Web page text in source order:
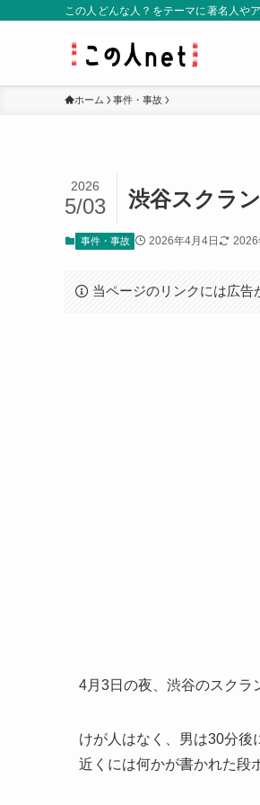
この人どんな人？をテーマに著名人や
ホーム 事件・事故
渋谷スクラ
2026
5/03
事件・事故 2026年4月4日 2026
当ページのリンクには広告
4月3日の夜、渋谷のスクラ
けが人はなく、男は30分後
近くには何かが書かれた段